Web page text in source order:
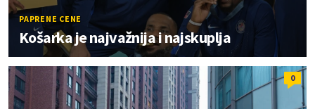
PAPRENE CENE
Košarka je najvažnija i najskuplja
0